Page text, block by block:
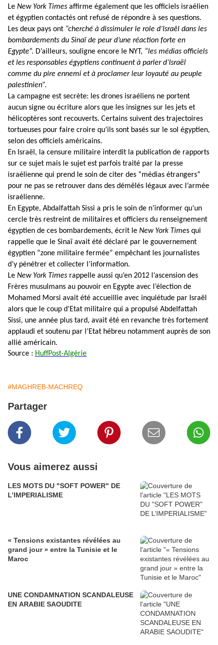
Le New York Times affirme également que les officiels israélien
et égyptien contactés ont refusé de répondre à ses questions.
Les deux pays ont “cherché à dissimuler le role d’Israël dans les
bombardements du Sinaï de peur d’une réaction forte en
Egypte”. D’ailleurs, souligne encore le NYT, “les médias officiels
et les responsables égyptiens continuent à parler d’Israël
comme du pire ennemi et à proclamer leur loyauté au peuple
palestinien”.
La campagne est secrète: les drones israéliens ne portent
aucun signe ou écriture alors que les insignes sur les jets et
hélicoptères sont recouverts. Certains suivent des trajectoires
tortueuses pour faire croire qu’ils sont basés sur le sol égyptien,
selon des officiels américains.
En Israël, la censure militaire interdit la publication de rapports
sur ce sujet mais le sujet est parfois traité par la presse
israélienne qui prend le soin de citer des “médias étrangers”
pour ne pas se retrouver dans des démêlés légaux avec l’armée
israélienne.
En Egypte, Abdalfattah Sissi a pris le soin de n’informer qu’un
cercle très restreint de militaires et officiers du renseignement
égyptien de ces bombardements, écrit le New York Times qui
rappelle que le Sinaï avait été déclaré par le gouvernement
égyptien “zone militaire fermée” empêchant les journalistes
d’y pénétrer et collecter l’information.
Le New York Times rappelle aussi qu’en 2012 l’ascension des
Frères musulmans au pouvoir en Egypte avec l’élection de
Mohamed Morsi avait été accueillie avec inquiétude par Israël
alors que le coup d’Etat militaire qui a propulsé Abdelfattah
Sissi, une année plus tard, avait été en revanche très fortement
applaudi et soutenu par l’Etat hébreu notamment auprès de son
allié américain.
Source : HuffPost-Algérie
#MAGHREB-MACHREQ
Partager
Vous aimerez aussi
LES MOTS DU "SOFT POWER" DE
L’IMPERIALISME
« Tensions existantes révélées au
grand jour » entre la Tunisie et le
Maroc
UNE CONDAMNATION SCANDALEUSE
EN ARABIE SAOUDITE